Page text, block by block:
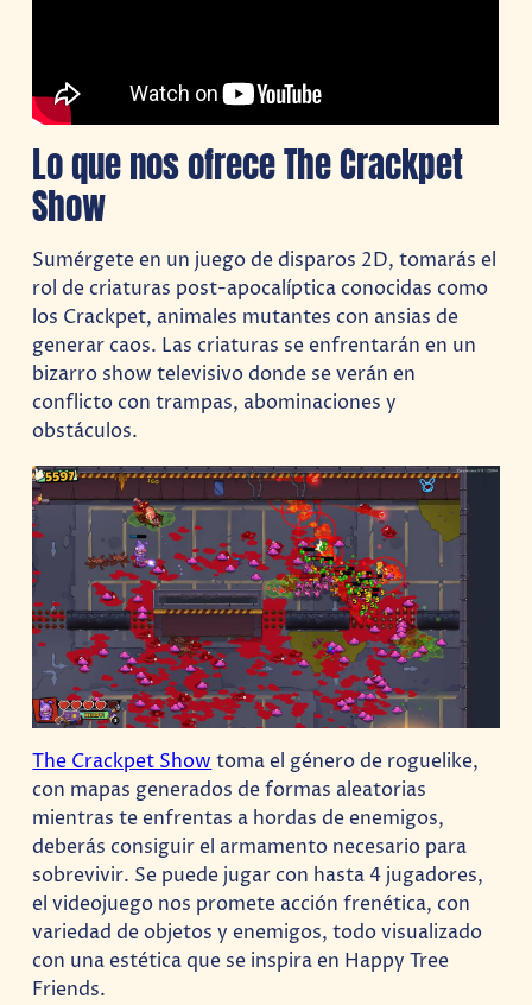
Lo que nos ofrece The Crackpet
Show
Sumérgete en un juego de disparos 2D, tomarás el
rol de criaturas post-apocalíptica conocidas como
los Crackpet, animales mutantes con ansias de
generar caos. Las criaturas se enfrentarán en un
bizarro show televisivo donde se verán en
conflicto con trampas, abominaciones y
obstáculos.
The Crackpet Show toma el género de roguelike,
con mapas generados de formas aleatorias
mientras te enfrentas a hordas de enemigos,
deberás consiguir el armamento necesario para
sobrevivir. Se puede jugar con hasta 4 jugadores,
el videojuego nos promete acción frenética, con
variedad de objetos y enemigos, todo visualizado
con una estética que se inspira en Happy Tree
Friends.